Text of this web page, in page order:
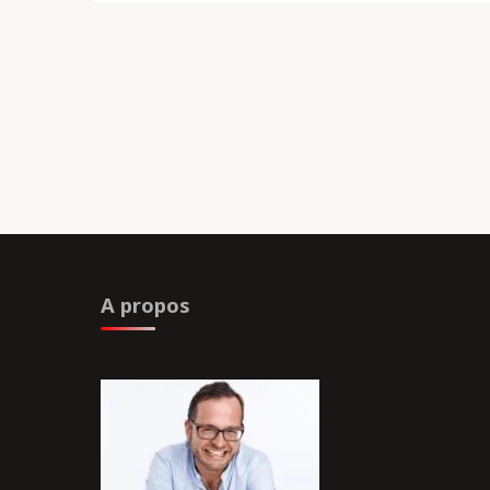
A propos